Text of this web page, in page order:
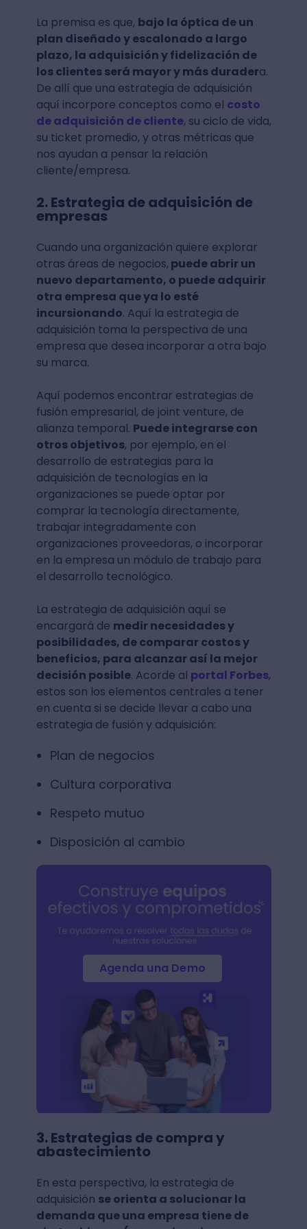
La premisa es que, bajo la óptica de un
plan diseñado y escalonado a largo
plazo, la adquisición y fidelización de
los clientes será mayor y más duradera.
De allí que una estrategia de adquisición
aquí incorpore conceptos como el costo
de adquisición de cliente, su ciclo de vida,
su ticket promedio, y otras métricas que
nos ayudan a pensar la relación
cliente/empresa.
2. Estrategia de adquisición de
empresas
Cuando una organización quiere explorar
otras áreas de negocios, puede abrir un
nuevo departamento, o puede adquirir
otra empresa que ya lo esté
incursionando. Aquí la estrategia de
adquisición toma la perspectiva de una
empresa que desea incorporar a otra bajo
su marca.
Aquí podemos encontrar estrategias de
fusión empresarial, de joint venture, de
alianza temporal. Puede integrarse con
otros objetivos, por ejemplo, en el
desarrollo de estrategias para la
adquisición de tecnologías en la
organizaciones se puede optar por
comprar la tecnología directamente,
trabajar integradamente con
organizaciones proveedoras, o incorporar
en la empresa un módulo de trabajo para
el desarrollo tecnológico.
La estrategia de adquisición aquí se
encargará de medir necesidades y
posibilidades, de comparar costos y
beneficios, para alcanzar así la mejor
decisión posible. Acorde al portal Forbes,
estos son los elementos centrales a tener
en cuenta si se decide llevar a cabo una
estrategia de fusión y adquisición:
Plan de negocios
Cultura corporativa
Respeto mutuo
Disposición al cambio
Agenda una Demo
3. Estrategias de compra y
abastecimiento
En esta perspectiva, la estrategia de
adquisición se orienta a solucionar la
demanda que una empresa tiene de